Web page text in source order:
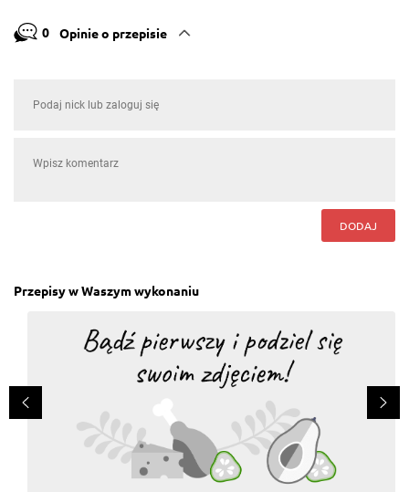
0 Opinie o przepisie
DODAJ
Przepisy w Waszym wykonaniu